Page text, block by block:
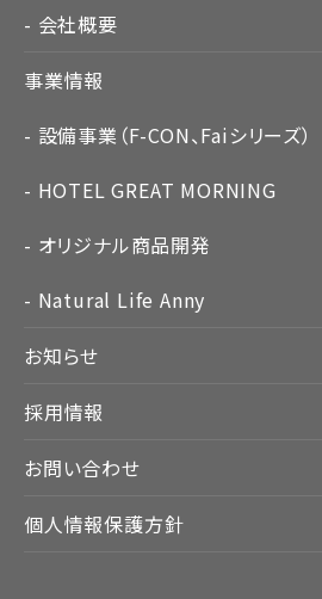
会社概要
事業情報
設備事業（F-CON、Faiシリーズ）
HOTEL GREAT MORNING
オリジナル商品開発
Natural Life Anny
お知らせ
採用情報
お問い合わせ
個人情報保護方針